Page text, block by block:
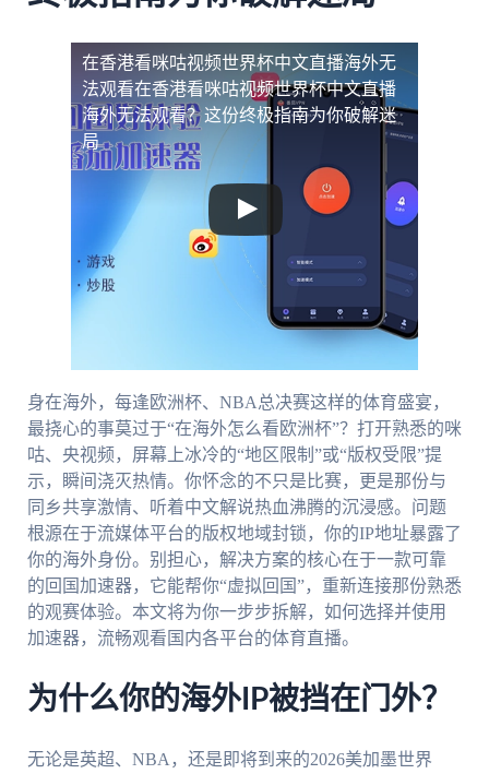
在香港看咪咕视频世界杯中文直播海外无
法观看在香港看咪咕视频世界杯中文直播
海外无法观看？这份终极指南为你破解迷
局
身在海外，每逢欧洲杯、NBA总决赛这样的体育盛宴，
最挠心的事莫过于“在海外怎么看欧洲杯”？打开熟悉的咪
咕、央视频，屏幕上冰冷的“地区限制”或“版权受限”提
示，瞬间浇灭热情。你怀念的不只是比赛，更是那份与
同乡共享激情、听着中文解说热血沸腾的沉浸感。问题
根源在于流媒体平台的版权地域封锁，你的IP地址暴露了
你的海外身份。别担心，解决方案的核心在于一款可靠
的回国加速器，它能帮你“虚拟回国”，重新连接那份熟悉
的观赛体验。本文将为你一步步拆解，如何选择并使用
加速器，流畅观看国内各平台的体育直播。
为什么你的海外IP被挡在门外？
无论是英超、NBA，还是即将到来的2026美加墨世界